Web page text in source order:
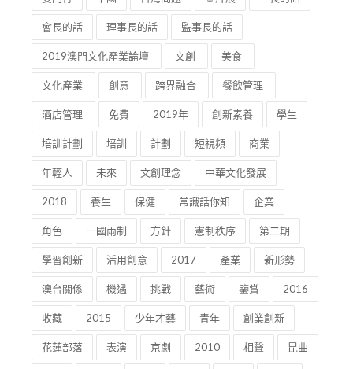
會長的話 理事長的話 監事長的話
2019澳門文化產業論壇 文創 美食
文化產業 創意 跨界融合 餐飲管理
酒店管理 免費 2019年 創新素養 學生
培訓計劃 培訓 計劃 短視頻 商業
年輕人 未來 文創理念 中華文化發展
2018 養生 保健 常識話你知 企業
角色 一國兩制 方針 憲制秩序 第二期
學習創新 活用創意 2017 產業 新形勢
澳台關係 機遇 挑戰 藝術 鑒賞 2016
收藏 2015 少年才藝 青年 創業創新
花蓮部落 表演 京劇 2010 相聲 昆曲